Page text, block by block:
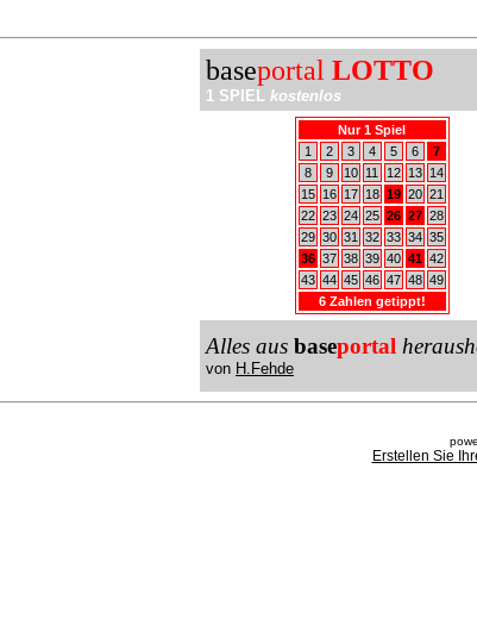
baseportal LOTTO
1 SPIEL kostenlos
Nur 1 Spiel
1
2 3 4 5 6
7
8
9 10 11 12 13
14
15
16 17 18 19 20 21
22 23 24 25 26 27 28
29 30 31 32 33 34 35
36 37 38 39 40 41 42
43 44 45 46 47 48 49
6 Zahlen getippt!
Alles aus baseportal
von H.Fehde
Erstellen Sie